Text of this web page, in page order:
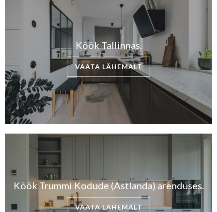
Köök Tallinnas.
VAATA LÄHEMALT
Köök Trummi Kodude (Astlanda) arenduses.
VAATA LÄHEMALT